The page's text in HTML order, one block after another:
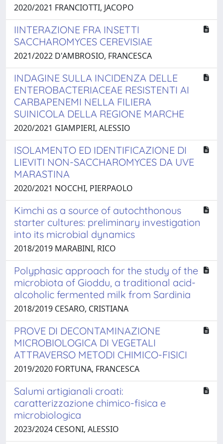
2020/2021 FRANCIOTTI, JACOPO
IINTERAZIONE FRA INSETTI
SACCHAROMYCES CEREVISIAE
2021/2022 D'AMBROSIO, FRANCESCA
INDAGINE SULLA INCIDENZA DELLE
ENTEROBACTERIACEAE RESISTENTI AI
CARBAPENEMI NELLA FILIERA
SUINICOLA DELLA REGIONE MARCHE
2020/2021 GIAMPIERI, ALESSIO
ISOLAMENTO ED IDENTIFICAZIONE DI
LIEVITI NON-SACCHAROMYCES DA UVE
MARASTINA
2020/2021 NOCCHI, PIERPAOLO
Kimchi as a source of autochthonous
starter cultures: preliminary investigation
into its microbial dynamics
2018/2019 MARABINI, RICO
Polyphasic approach for the study of the
microbiota of Gioddu, a traditional acid-
alcoholic fermented milk from Sardinia
2018/2019 CESARO, CRISTIANA
PROVE DI DECONTAMINAZIONE
MICROBIOLOGICA DI VEGETALI
ATTRAVERSO METODI CHIMICO-FISICI
2019/2020 FORTUNA, FRANCESCA
Salumi artigianali croati:
caratterizzazione chimico-fisica e
microbiologica
2023/2024 CESONI, ALESSIO